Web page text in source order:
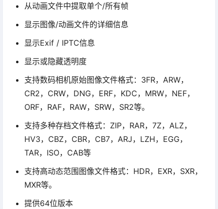
从动画文件中提取单个/所有帧
显示图像/动画文件的详细信息
显示Exif / IPTC信息
显示或隐藏透明度
支持数码相机原始图像文件格式：3FR，ARW，
CR2，CRW，DNG，ERF，KDC，MRW，NEF，
ORF，RAF，RAW，SRW，SR2等。
支持多种存档文件格式：ZIP，RAR，7Z，ALZ，
HV3，CBZ，CBR，CB7，ARJ，LZH，EGG，
TAR，ISO，CAB等
支持高动态范围图像文件格式：HDR，EXR，SXR，
MXR等。
提供64位版本